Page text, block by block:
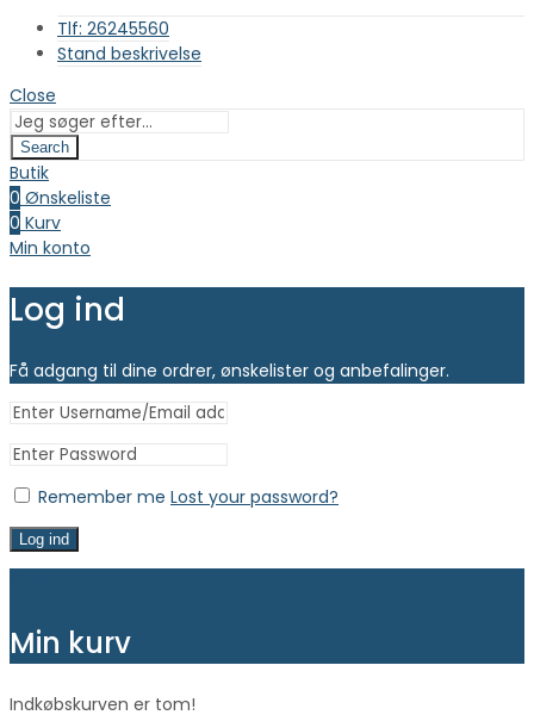
Tlf: 26245560
Stand beskrivelse
Close
Search
Butik
0 Ønskeliste
0 Kurv
Min konto
Log ind
Få adgang til dine ordrer, ønskelister og anbefalinger.
Remember me Lost your password?
Log ind
Min kurv
Indkøbskurven er tom!